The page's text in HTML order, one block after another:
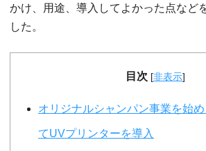
かけ、用途、導入してよかった点など
した。
目次 [非表示]
オリジナルシャンパン事業を始
てUVプリンターを導入